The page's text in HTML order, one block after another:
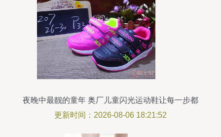
夜晚中最靓的童年 奥厂儿童闪光运动鞋让每一步都
闪亮成长
更新时间：2026-08-06 18:21:52